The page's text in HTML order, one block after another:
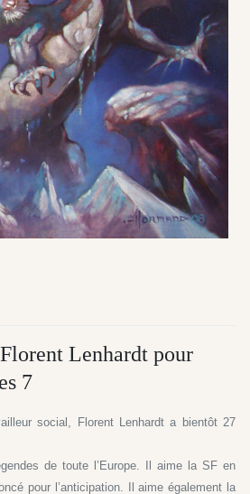
Lenhardt pour
7
social, Florent Lenhardt a bientôt 27
de toute l’Europe. Il aime la SF en
pour l’anticipation. Il aime également la